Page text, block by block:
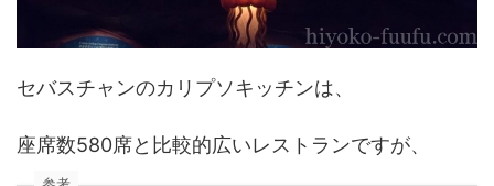
セバスチャンのカリプソキッチンは、
座席数580席と比較的広いレストランですが、